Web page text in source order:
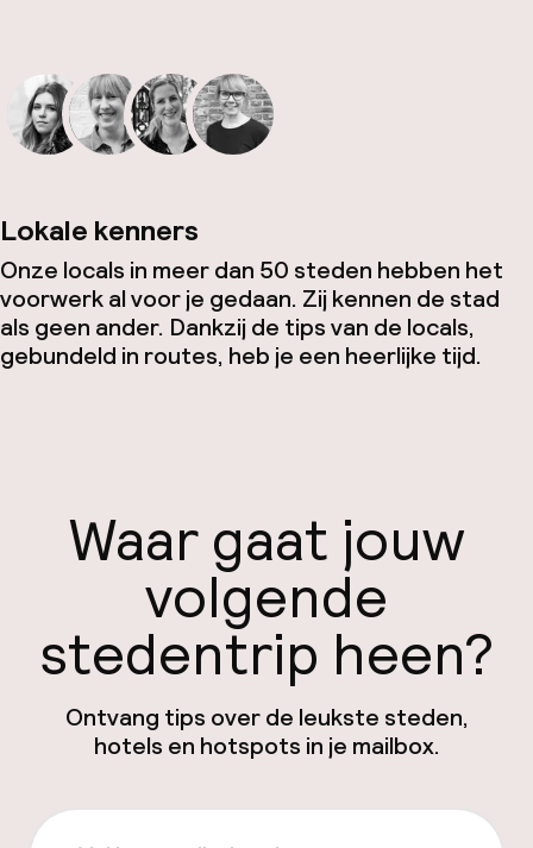
Lokale kenners
Onze locals in meer dan 50 steden hebben het
voorwerk al voor je gedaan. Zij kennen de stad
als geen ander. Dankzij de tips van de locals,
gebundeld in routes, heb je een heerlijke tijd.
Waar gaat jouw
volgende
stedentrip heen?
Ontvang tips over de leukste steden,
hotels en hotspots in je mailbox.